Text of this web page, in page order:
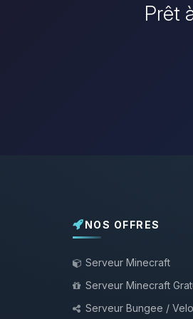
Prêt
NOS OFFRES
Serveur Minecraft
Serveur Minecraft
Serveur Bungee /